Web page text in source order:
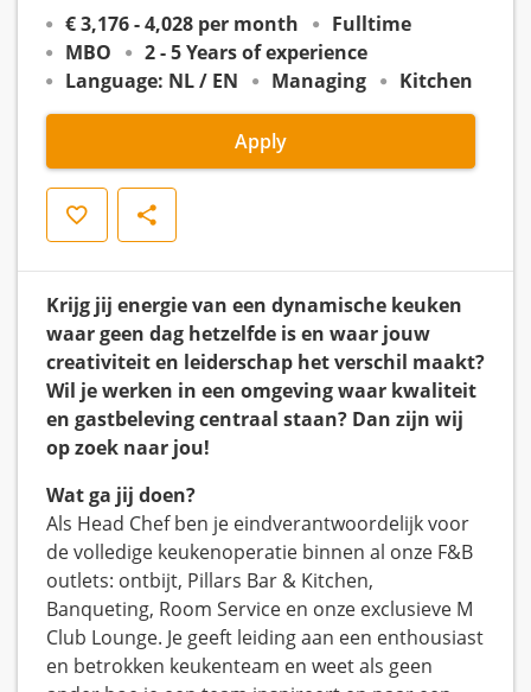
€ 3,176 - 4,028 per month
Fulltime
MBO
2 - 5 Years of experience
Language: NL / EN
Managing Kitchen
Apply
Save Share
Krijg jij energie van een dynamische keuken
waar geen dag hetzelfde is en waar jouw
creativiteit en leiderschap het verschil maakt?
Wil je werken in een omgeving waar kwaliteit
en gastbeleving centraal staan? Dan zijn wij
op zoek naar jou!
Wat ga jij doen?
Als Head Chef ben je eindverantwoordelijk voor
de volledige keukenoperatie binnen al onze F&B
outlets: ontbijt, Pillars Bar & Kitchen,
Banqueting, Room Service en onze exclusieve M
Club Lounge. Je geeft leiding aan een enthousiast
en betrokken keukenteam en weet als geen